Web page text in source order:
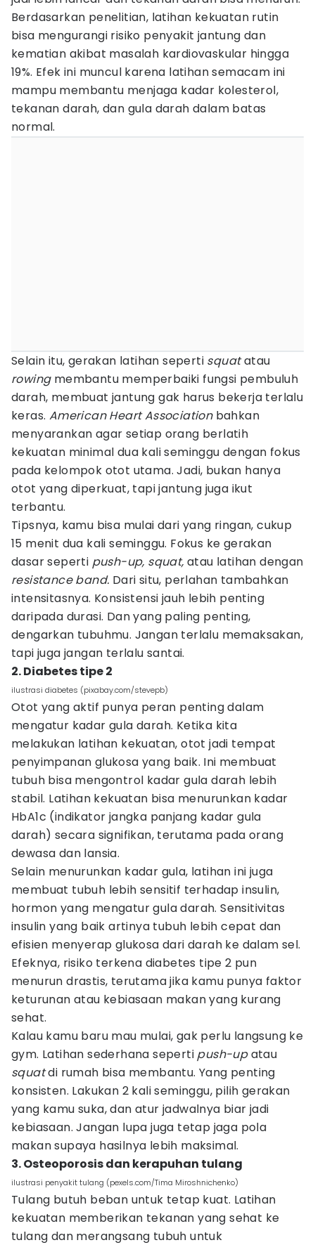
Berdasarkan penelitian, latihan kekuatan rutin
bisa mengurangi risiko penyakit jantung dan
kematian akibat masalah kardiovaskular hingga
19%. Efek ini muncul karena latihan semacam ini
mampu membantu menjaga kadar kolesterol,
tekanan darah, dan gula darah dalam batas
normal.
Selain itu, gerakan latihan seperti squatatau
rowingmembantu memperbaiki fungsi pembuluh
darah, membuat jantung gak harus bekerja terlalu
keras. American Heart Associationbahkan
menyarankan agar setiap orang berlatih
kekuatan minimal dua kali seminggu dengan fokus
pada kelompok otot utama. Jadi, bukan hanya
otot yang diperkuat, tapi jantung juga ikut
terbantu.
Tipsnya, kamu bisa mulai dari yang ringan, cukup
15 menit dua kali seminggu. Fokus ke gerakan
dasar seperti push-up, squat,atau latihan dengan
resistance band. Dari situ, perlahan tambahkan
intensitasnya. Konsistensi jauh lebih penting
daripada durasi. Dan yang paling penting,
dengarkan tubuhmu. Jangan terlalu memaksakan,
tapi juga jangan terlalu santai.
2. Diabetes tipe 2
ilustrasi diabetes (pixabay.com/stevepb)
Otot yang aktif punya peran penting dalam
mengatur kadar gula darah. Ketika kita
melakukan latihan kekuatan, otot jadi tempat
penyimpanan glukosa yang baik. Ini membuat
tubuh bisa mengontrol kadar gula darah lebih
stabil. Latihan kekuatan bisa menurunkan kadar
HbA1c (indikator jangka panjang kadar gula
darah) secara signifikan, terutama pada orang
dewasa dan lansia.
Selain menurunkan kadar gula, latihan ini juga
membuat tubuh lebih sensitif terhadap insulin,
hormon yang mengatur gula darah. Sensitivitas
insulin yang baik artinya tubuh lebih cepat dan
efisien menyerap glukosa dari darah ke dalam sel.
Efeknya, risiko terkena diabetes tipe 2 pun
menurun drastis, terutama jika kamu punya faktor
keturunan atau kebiasaan makan yang kurang
sehat.
Kalau kamu baru mau mulai, gak perlu langsung ke
gym. Latihan sederhana seperti push-upatau
squatdi rumah bisa membantu. Yang penting
konsisten. Lakukan 2 kali seminggu, pilih gerakan
yang kamu suka, dan atur jadwalnya biar jadi
kebiasaan. Jangan lupa juga tetap jaga pola
makan supaya hasilnya lebih maksimal.
3. Osteoporosis dan kerapuhan tulang
ilustrasi penyakit tulang (pexels.com/Tima Miroshnichenko)
Tulang butuh beban untuk tetap kuat. Latihan
kekuatan memberikan tekanan yang sehat ke
tulang dan merangsang tubuh untuk